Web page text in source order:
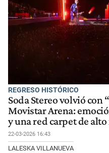
REGRESO HISTÓRICO
Soda Stereo volvió con
Movistar Arena:
y una red carpet de
22-03-2026 16:43
LALESKA VILLANUEVA